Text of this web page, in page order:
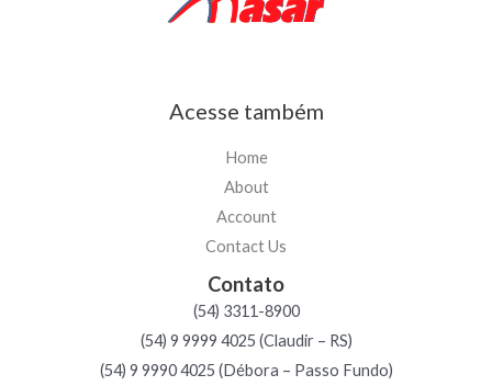
Acesse também
Home
About
Account
Contact Us
Contato
(54) 3311-8900
(54) 9 9999 4025 (Claudir – RS)
(54) 9 9990 4025 (Débora – Passo Fundo)